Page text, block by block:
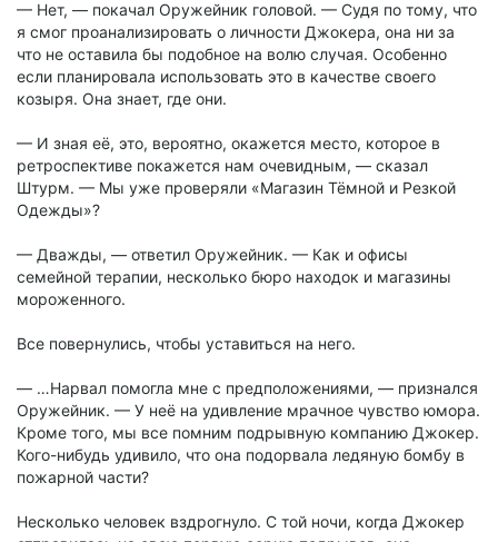
— Нет, — покачал Оружейник головой. — Судя по тому, что
я смог проанализировать о личности Джокера, она ни за
что не оставила бы подобное на волю случая. Особенно
если планировала использовать это в качестве своего
козыря. Она знает, где они.
— И зная её, это, вероятно, окажется место, которое в
ретроспективе покажется нам очевидным, — сказал
Штурм. — Мы уже проверяли «Магазин Тёмной и Резкой
Одежды»?
— Дважды, — ответил Оружейник. — Как и офисы
семейной терапии, несколько бюро находок и магазины
мороженного.
Все повернулись, чтобы уставиться на него.
— …Нарвал помогла мне с предположениями, — признался
Оружейник. — У неё на удивление мрачное чувство юмора.
Кроме того, мы все помним подрывную компанию Джокер.
Кого-нибудь удивило, что она подорвала ледяную бомбу в
пожарной части?
Несколько человек вздрогнуло. С той ночи, когда Джокер